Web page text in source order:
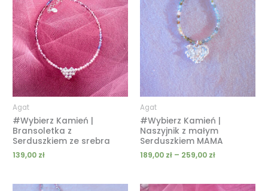
Agat
#Wybierz Kamień |
Bransoletka z
Serduszkiem ze srebra
139,00 zł
Agat
#Wybierz Kamień |
Naszyjnik z małym
Serduszkiem MAMA
189,00 zł – 259,00 zł
od
189,00 zł
do
259,00 zł
Zakres